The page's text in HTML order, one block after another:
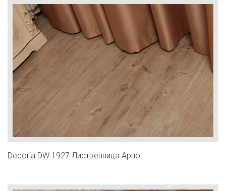
Decoria DW 1927 Лиственница Арно